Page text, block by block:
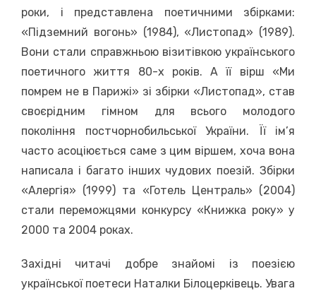
роки, і представлена поетичними збірками:
«Підземний вогонь» (1984), «Листопад» (1989).
Вони стали справжньою візитівкою українського
поетичного життя 80-х років. А її вірш «Ми
помрем не в Парижі» зі збірки «Листопад», став
своєрідним гімном для всього молодого
покоління постчорнобильської України. Її ім’я
часто асоціюється саме з цим віршем, хоча вона
написала і багато інших чудових поезій. Збірки
«Алергія» (1999) та «Готель Централь» (2004)
стали переможцями конкурсу «Книжка року» у
2000 та 2004 роках.
Західні читачі добре знайомі із поезією
української поетеси Наталки Білоцерківець. Увага